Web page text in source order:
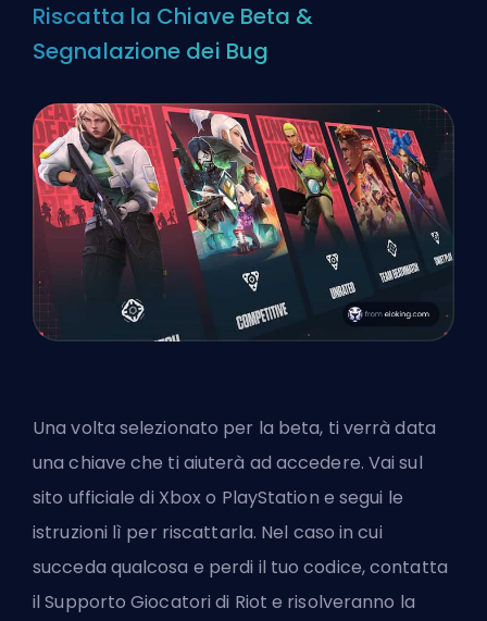
Riscatta la Chiave Beta &
Segnalazione dei Bug
Una volta selezionato per la beta, ti verrà data
una chiave che ti aiuterà ad accedere. Vai sul
sito ufficiale di Xbox o PlayStation e segui le
istruzioni lì per riscattarla. Nel caso in cui
succeda qualcosa e perdi il tuo codice, contatta
il Supporto Giocatori di Riot e risolveranno la